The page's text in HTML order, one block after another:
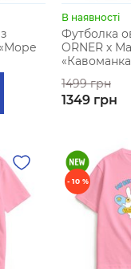
В наявності
Футболка
ORNER х
1499 грн
1349 грн
- 10 %